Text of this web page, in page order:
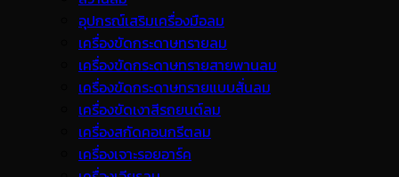
อุปกรณ์เสริมเครื่องมือลม
เครื่องขัดกระดาษทรายลม
เครื่องขัดกระดาษทรายสายพานลม
เครื่องขัดกระดาษทรายแบบสั่นลม
เครื่องขัดเงาสีรถยนต์ลม
เครื่องสกัดคอนกรีตลม
เครื่องเจาะรอยอาร์ค